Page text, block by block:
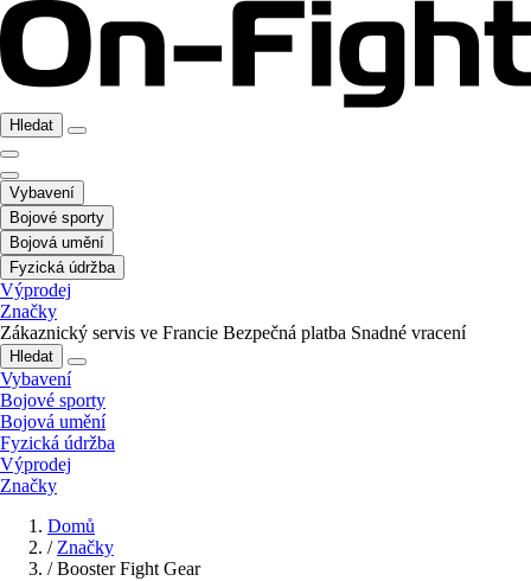
Hledat
Vybavení
Bojové sporty
Bojová umění
Fyzická údržba
Výprodej
Značky
Zákaznický servis ve Francie Bezpečná platba Snadné vracení
Hledat
Vybavení
Bojové sporty
Bojová umění
Fyzická údržba
Výprodej
Značky
Domů
/ Značky
/ Booster Fight Gear